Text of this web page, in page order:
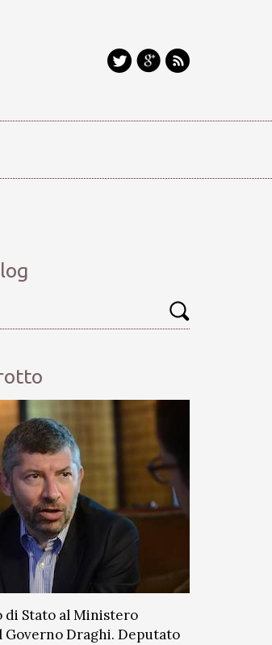
di Stato al Ministero
Draghi. Deputato